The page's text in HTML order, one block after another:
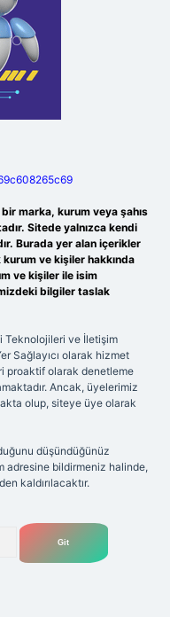
marka, kurum veya şahıs
Sitede yalnızca kendi
Burada yer alan içerikler
ve kişiler hakkında
ve kişiler ile isim
bilgiler taslak
Teknolojileri ve İletişim
Sağlayıcı olarak hizmet
proaktif olarak denetleme
Ancak, üyelerimiz
olup, siteye üye olarak
düşündüğünüz
adresine bildirmeniz halinde,
kaldırılacaktır.